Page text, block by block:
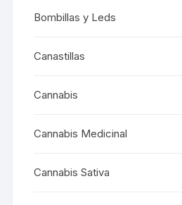
Bombillas y Leds
Canastillas
Cannabis
Cannabis Medicinal
Cannabis Sativa